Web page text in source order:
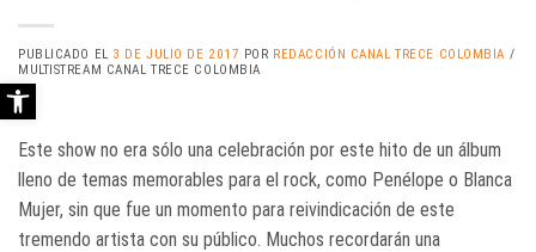
PUBLICADO EL 3 DE JULIO DE 2017 POR REDACCIÓN CANAL TRECE COLOMBIA /
MULTISTREAM CANAL TRECE COLOMBIA
Este show no era sólo una celebración por este hito de un álbum
lleno de temas memorables para el rock, como Penélope o Blanca
Mujer, sin que fue un momento para reivindicación de este
tremendo artista con su público. Muchos recordarán una
Abrir barra de herramientas